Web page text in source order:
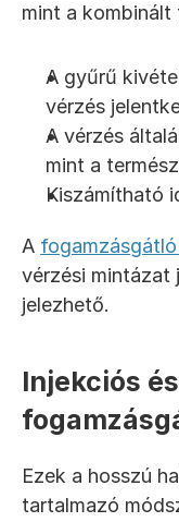
mint a
A gyűrű
vérzés
A vérzés
mint a
Kiszámítható
A
vérzési mintázat
jelezhető.
Injekciós
Ezek a hosszú
tartalmazó